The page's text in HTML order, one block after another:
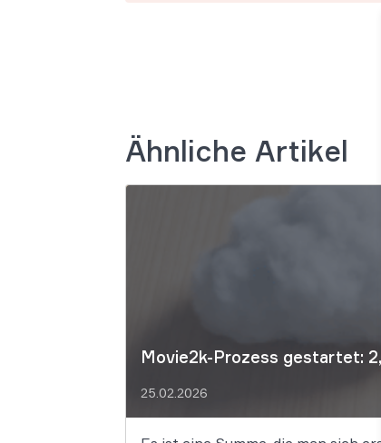
Ähnliche Artikel
Movie2k-Prozess gestartet:
25.02.2026